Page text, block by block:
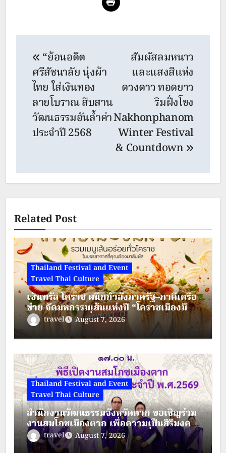
Post
navigation
“ย้อนอดีต
ศรีสัชนาลัย นุ่งผ้า
ไทย ใส่เงินทอง
ลายโบราณ สืบสาน
วัฒนธรรมอันล้ำค่า
ประจำปี 2568
สัมผัสลมหนาว
และแสงสีแห่ง
ดวงดาว ทอดยาว
ริมฝั่งโขง
Nakhonphanom
Winter Festival
& Countdown
Related Post
Thailand Festival and Event
Travel Thai Culture
เซ็นทรัล โคราช ผนึกกำลังภาครัฐ–ภาคีเครือ
ข่าย จัดมหกรรมเส้นแห่งปี “โคราชเมืองมี
เส้น” ดัน “ผัดหมี่ดัง–ขนมจีนแซ่บ” สู่ Soft
Power เมืองย่าโม
travel August 7, 2026
Thailand Festival and Event
Travel Thai Culture
สำนักงานวัฒนธรรมจังหวัดตาก ขอเชิญร่วม
งานสมโภชเมืองตาก เพื่อความเป็นสิริมงคล
ประจำปี พ.ศ.2569 ระหว่างวันที่ 28 – 30
สิงหาคม 2569
travel August 7, 2026